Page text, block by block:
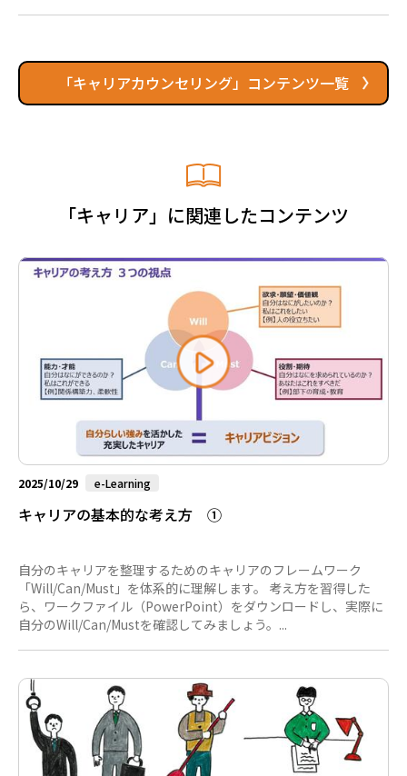
した後に、少しだけ笑顔になって「前向きにもう一度よく考えま
す。」とおっしゃって帰っていかれました。その方がどのように
キャリア相談を活用されたのかをご紹介します。 ①状況を言語化
「キャリアカウンセリング」コンテンツ一覧
「キャリア」に関連したコンテンツ
2025/10/29 e-Learning
キャリアの基本的な考え方 ①
自分のキャリアを整理するためのキャリアのフレームワーク
「Will/Can/Must」を体系的に理解します。 考え方を習得した
ら、ワークファイル（PowerPoint）をダウンロードし、実際に
自分のWill/Can/Mustを確認してみましょう。...